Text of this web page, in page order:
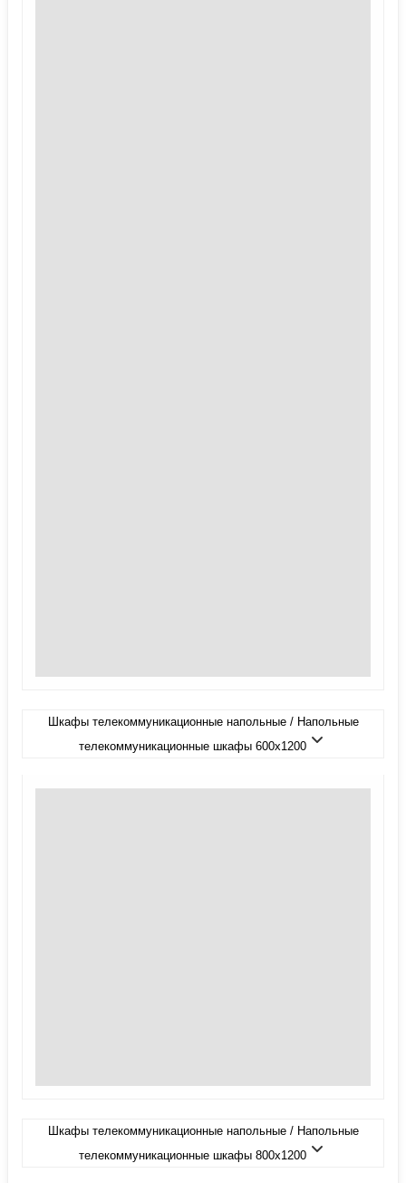
Шкафы телекоммуникационные напольные / Напольные
телекоммуникационные шкафы 600x1200
Шкафы телекоммуникационные напольные / Напольные
телекоммуникационные шкафы 800x1200